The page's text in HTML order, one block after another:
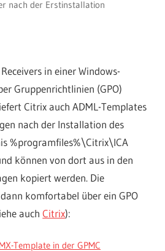
nach der Erstinstallation
in einer Windows-
Gruppenrichtlinien (GPO)
Citrix auch ADML-Templates
nach der Installation des
%programfiles%\Citrix\ICA
können von dort aus in den
kopiert werden. Die
komfortabel über ein GPO
auchCitrix):